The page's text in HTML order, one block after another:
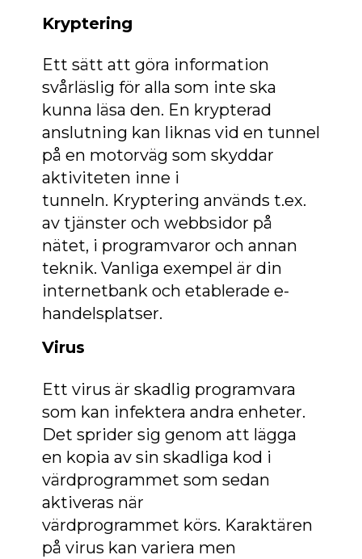
Kryptering
Ett sätt att göra information
svårläslig för alla som inte ska
kunna läsa den. En krypterad
anslutning kan liknas vid en tunnel
på en motorväg som skyddar
aktiviteten inne i
tunneln. Kryptering används t.ex.
av tjänster och webbsidor på
nätet, i programvaror och annan
teknik. Vanliga exempel är din
internetbank och etablerade e-
handelsplatser.
Virus
Ett virus är skadlig programvara
som kan infektera andra enheter.
Det sprider sig genom att lägga
en kopia av sin skadliga kod i
värdprogrammet som sedan
aktiveras när
värdprogrammet körs. Karaktären
på virus kan variera men